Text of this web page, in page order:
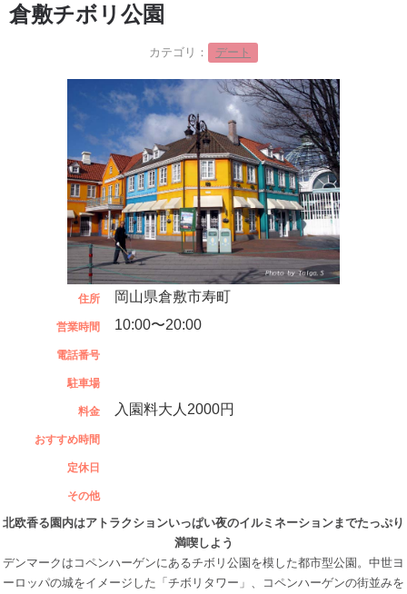
倉敷チボリ公園
カテゴリ： デート
住所 岡山県倉敷市寿町
営業時間 10:00〜20:00
電話番号
駐車場
料金 入園料大人2000円
おすすめ時間
定休日
その他
北欧香る園内はアトラクションいっぱい夜のイルミネーションまでたっぷり
満喫しよう
デンマークはコペンハーゲンにあるチボリ公園を模した都市型公園。中世ヨ
ーロッパの城をイメージした「チボリタワー」、コペンハーゲンの街並みを